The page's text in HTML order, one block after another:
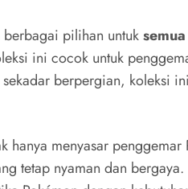
berbagai pilihan untuk
ini cocok untuk
berpergian, koleksi
hanya menyasar
tetap nyaman dan